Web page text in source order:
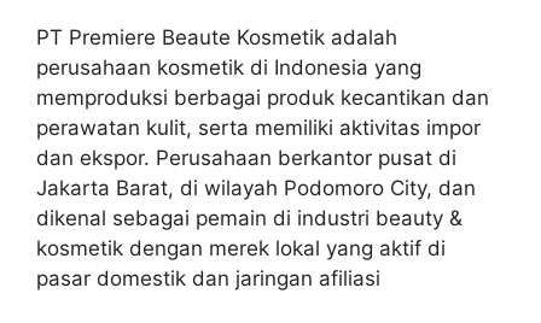
PT Premiere Beaute Kosmetik adalah
perusahaan kosmetik di Indonesia yang
memproduksi berbagai produk kecantikan dan
perawatan kulit, serta memiliki aktivitas impor
dan ekspor. Perusahaan berkantor pusat di
Jakarta Barat, di wilayah Podomoro City, dan
dikenal sebagai pemain di industri beauty &
kosmetik dengan merek lokal yang aktif di
pasar domestik dan jaringan afiliasi